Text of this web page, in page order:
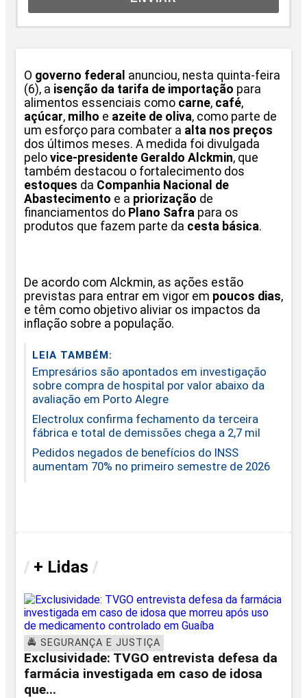
O governo federal anunciou, nesta quinta-feira
(6), a isenção da tarifa de importação para
alimentos essenciais como carne, café,
açúcar, milho e azeite de oliva, como parte de
um esforço para combater a alta nos preços
dos últimos meses. A medida foi divulgada
pelo vice-presidente Geraldo Alckmin, que
também destacou o fortalecimento dos
estoques da Companhia Nacional de
Abastecimento e a priorização de
financiamentos do Plano Safra para os
produtos que fazem parte da cesta básica.
De acordo com Alckmin, as ações estão
previstas para entrar em vigor em poucos dias,
e têm como objetivo aliviar os impactos da
inflação sobre a população.
LEIA TAMBÉM:
Empresários são apontados em investigação
sobre compra de hospital por valor abaixo da
avaliação em Porto Alegre
Electrolux confirma fechamento da terceira
fábrica e total de demissões chega a 2,7 mil
Pedidos negados de benefícios do INSS
aumentam 70% no primeiro semestre de 2026
/ + Lidas /
🚔 SEGURANÇA E JUSTIÇA
Exclusividade: TVGO entrevista defesa da
farmácia investigada em caso de idosa
que...